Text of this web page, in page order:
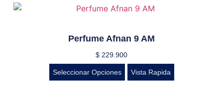
Perfume Afnan 9 AM
$ 229.900
Seleccionar Opciones Vista Rapida